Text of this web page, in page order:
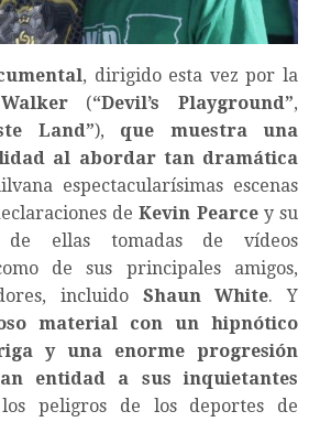
, dirigido esta vez por la
(“Devil’s Playground”,
Land”), que muestra una
al abordar tan dramática
espectacularísimas escenas
deKevin Pearcey su
ellas tomadas de vídeos
de sus principales amigos,
incluido Shaun White. Y
material con un hipnótico
y una enorme progresión
entidad a sus inquietantes
peligros de los deportes de